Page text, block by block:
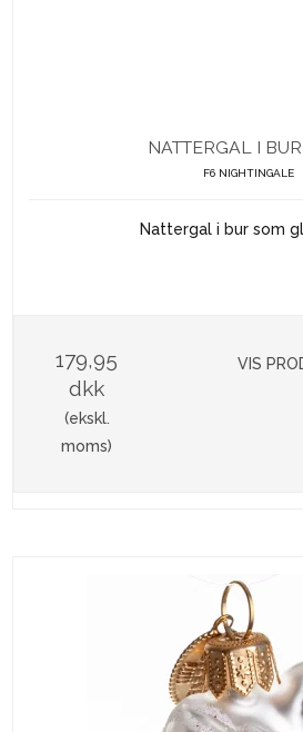
NATTERGAL I
F6 NIGHTINGALE
Nattergal i bur som
179,95
dkk
(ekskl.
moms)
VIS